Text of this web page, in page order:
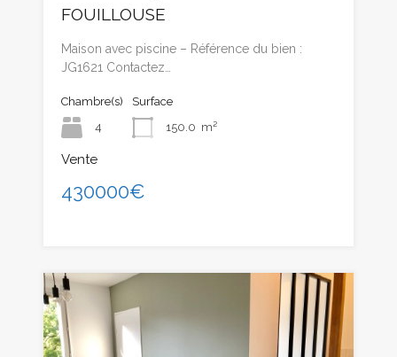
FOUILLOUSE
Maison avec piscine – Référence du bien :
JG1621 Contactez…
Chambre(s)
4
Surface
150.0 m²
Vente
430000€